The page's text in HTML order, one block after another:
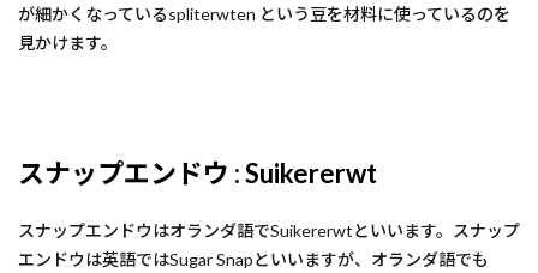
が細かくなっているspliterwten という豆を材料に使っているのを
見かけます。
スナップエンドウ : Suikererwt
スナップエンドウはオランダ語でSuikererwtといいます。スナップ
エンドウは英語ではSugar Snapといいますが、オランダ語でも